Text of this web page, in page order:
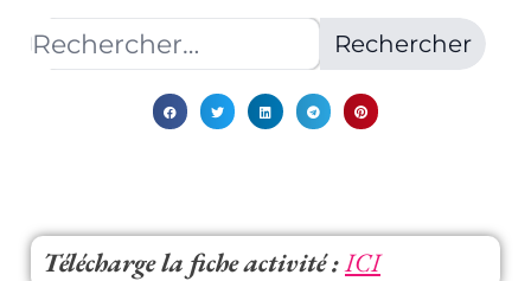
Télécharge la fiche activité :ICI